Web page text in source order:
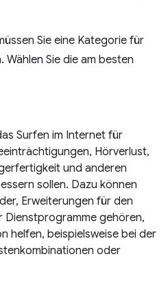
Sie eine Kategorie für
Sie die am besten
Surfen im Internet für
Hörverlust,
und anderen
sollen. Dazu können
Erweiterungen für den
Dienstprogramme gehören,
helfen, beispielsweise bei der
oder